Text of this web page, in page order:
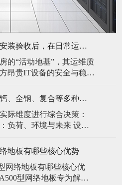
机房防静电地板安装验收后，在日常运维中常常被忽视。请问，一套规范的、可操作的维护规程应包含哪些内容？有哪些“小问题”若不及时处理，会演变成“大故障”？
的“活动地基”，其运维质
昂贵IT设备的安全与稳
的关键。 1. 建立分
检时观察地
、油污或其它液体泼
面对市面上硫酸钙、全钢、复合等多种类型的机房防静电地板，我们该如何科学选型？除了预算，更应该从哪些实际维度进行考量，以避免“过度配置”或“配置不足”？
际维度进行综合决策：
荷、环境与未来 设备
划区域内最重设备的单
务器机柜的支脚压
，主流的优质复合地
地板有哪些核心优势
网络地板有哪些核心优
型网络地板专为解决